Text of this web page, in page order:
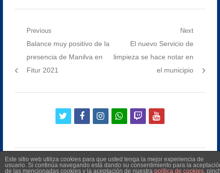
Navegación
entradas
Previous
Previous
post:
Balance muy positivo de la
presencia de Manilva en
Fitur 2021
Next
Next
post:
El nuevo Servicio de
limpieza se hace notar en
el municipio
twitterfacebookinstagramwhatsapp
twitchyoutube
Este sitio web utiliza cookies para que usted tenga la mejor experiencia de
usuario. Si continúa navegando está dando su consentimiento para la
de las mencionadas cookies y la aceptación de nuestra política de cookies,